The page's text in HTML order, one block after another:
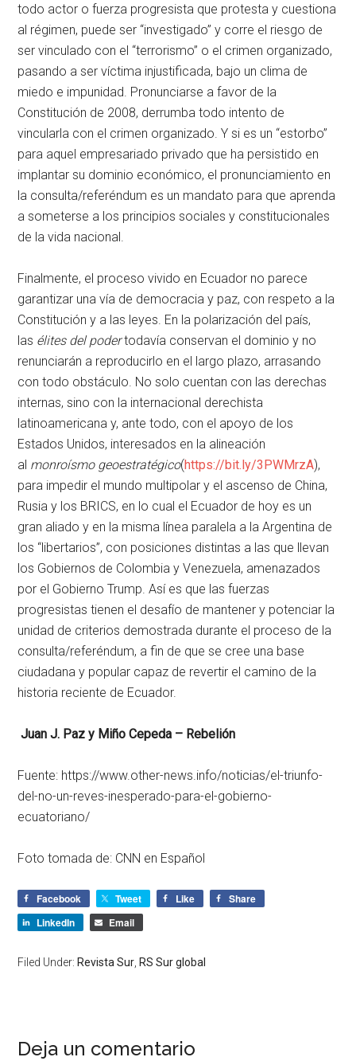
todo actor o fuerza progresista que protesta y cuestiona
al régimen, puede ser “investigado” y corre el riesgo de
ser vinculado con el “terrorismo” o el crimen organizado,
pasando a ser víctima injustificada, bajo un clima de
miedo e impunidad. Pronunciarse a favor de la
Constitución de 2008, derrumba todo intento de
vincularla con el crimen organizado. Y si es un “estorbo”
para aquel empresariado privado que ha persistido en
implantar su dominio económico, el pronunciamiento en
la consulta/referéndum es un mandato para que aprenda
a someterse a los principios sociales y constitucionales
de la vida nacional.
Finalmente, el proceso vivido en Ecuador no parece
garantizar una vía de democracia y paz, con respeto a la
Constitución y a las leyes. En la polarización del país,
las élites del podertodavía conservan el dominio y no
renunciarán a reproducirlo en el largo plazo, arrasando
con todo obstáculo. No solo cuentan con las derechas
internas, sino con la internacional derechista
latinoamericana y, ante todo, con el apoyo de los
Estados Unidos, interesados en la alineación
al monroísmo geoestratégico(https://bit.ly/3PWMrzA),
para impedir el mundo multipolar y el ascenso de China,
Rusia y los BRICS, en lo cual el Ecuador de hoy es un
gran aliado y en la misma línea paralela a la Argentina de
los “libertarios”, con posiciones distintas a las que llevan
los Gobiernos de Colombia y Venezuela, amenazados
por el Gobierno Trump. Así es que las fuerzas
progresistas tienen el desafío de mantener y potenciar la
unidad de criterios demostrada durante el proceso de la
consulta/referéndum, a fin de que se cree una base
ciudadana y popular capaz de revertir el camino de la
historia reciente de Ecuador.
Juan J. Paz y Miño Cepeda – Rebelión
Fuente: https://www.other-news.info/noticias/el-triunfo-
del-no-un-reves-inesperado-para-el-gobierno-
ecuatoriano/
Foto tomada de: CNN en Español
Facebook Tweet Like
Share
LinkedIn
Email
Filed Under: Revista Sur RS Sur global
Deja un comentario